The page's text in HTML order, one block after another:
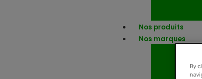
Nos produits
Nos marques
By